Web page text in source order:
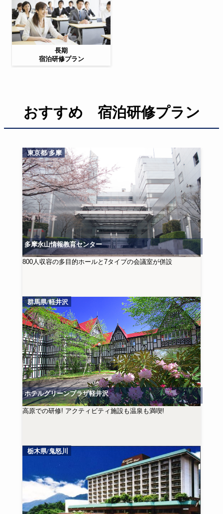
長期
宿泊研修プラン
おすすめ 宿泊研修プラン
東京都/多摩
多摩永山情報教育センター
800人収容の多目的ホールと7タイプの会議室が併設
群馬県/軽井沢
ホテルグリーンプラザ軽井沢
高原での研修! アクティビティ施設も温泉も満喫!
栃木県/鬼怒川